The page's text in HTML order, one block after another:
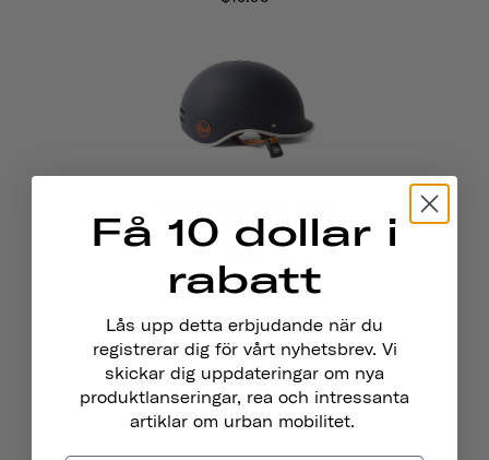
Skatehjälm
Få 10 dollar i
rabatt
Lås upp detta erbjudande när du
registrerar dig för vårt nyhetsbrev. Vi
skickar dig uppdateringar om nya
produktlanseringar, rea och intressanta
artiklar om urban mobilitet.